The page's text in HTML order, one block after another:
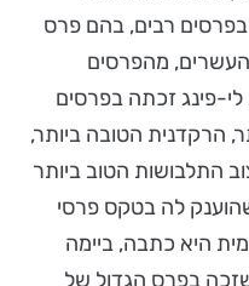
רבים, בהם פרס
מהפרסים
פינג זכתה בפרסים
הרקדנית הטובה ביותר,
התלבושות הטוב ביותר
לה בטקס פרסי
היא כתבה, ביימה
בפרס הגדול של